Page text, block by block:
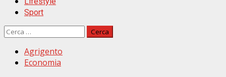
Sport
Ricerca
Agrigento
Economia